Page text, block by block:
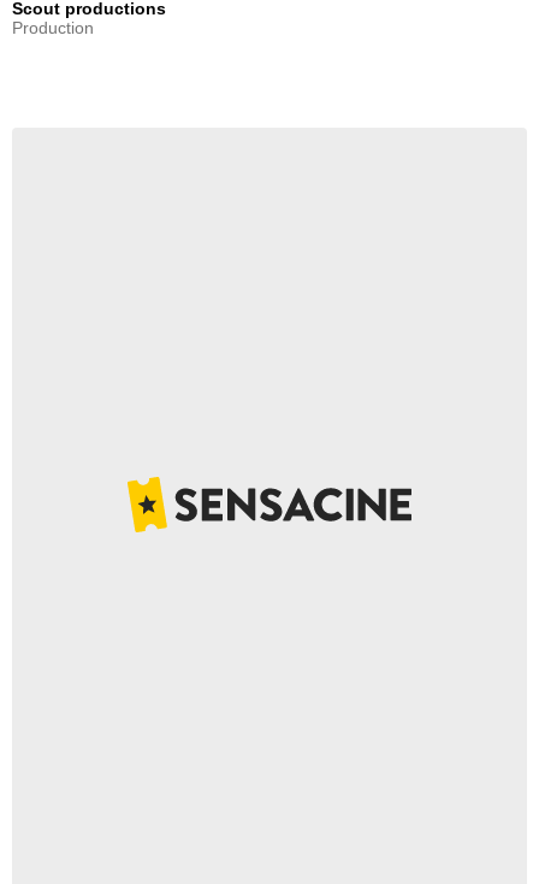
Scout productions
Production